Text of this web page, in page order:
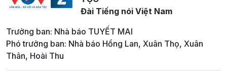
Đài Tiếng nói Việt Nam
Trưởng ban: Nhà báo TUYẾT MAI
Phó trưởng ban: Nhà báo Hồng Lan, Xuân Thọ, Xuân
Thân, Hoài Thu